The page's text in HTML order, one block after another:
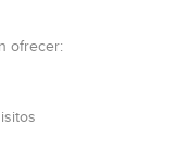
ofrecer: